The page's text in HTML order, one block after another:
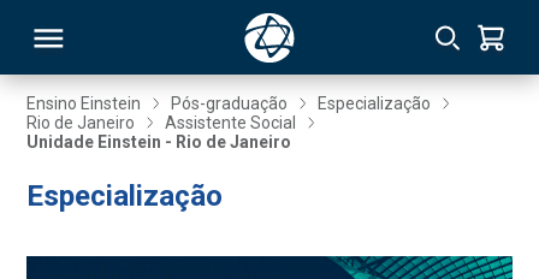
Ensino Einstein Pós-graduação
Especialização
Rio de Janeiro
Assistente Social
Unidade Einstein - Rio de Janeiro
Especialização